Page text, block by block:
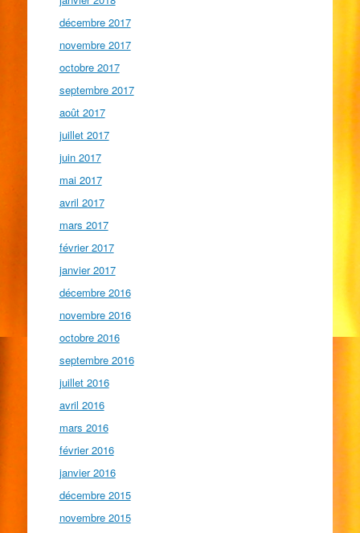
décembre 2017
novembre 2017
octobre 2017
septembre 2017
août 2017
juillet 2017
juin 2017
mai 2017
avril 2017
mars 2017
février 2017
janvier 2017
décembre 2016
novembre 2016
octobre 2016
septembre 2016
juillet 2016
avril 2016
mars 2016
février 2016
janvier 2016
décembre 2015
novembre 2015